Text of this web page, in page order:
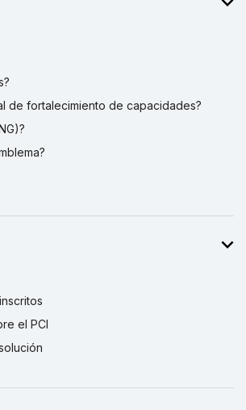
de fortalecimiento de capacidades?
el PCI